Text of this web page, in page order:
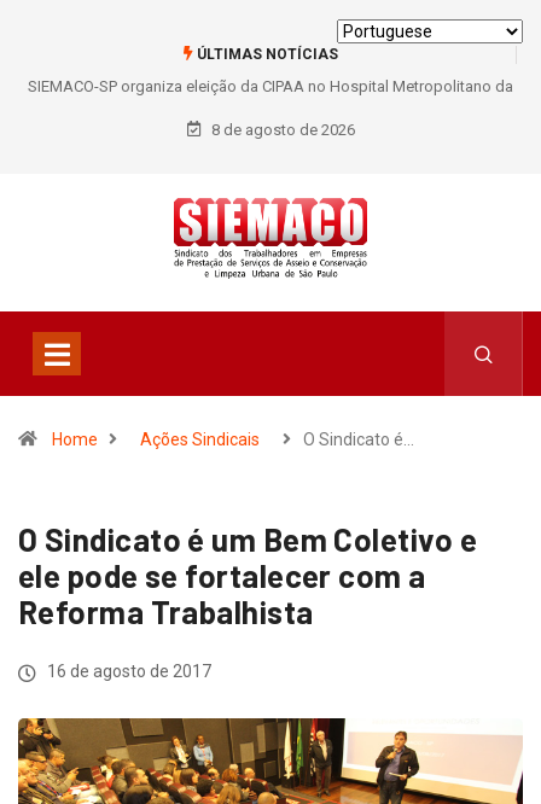
ÚLTIMAS NOTÍCIAS
SIEMACO-SP organiza eleição da CIPAA no Hospital Metropolitano da
Lapa e fortalece participação dos trabalhadores
8 de agosto de 2026
Home Ações Sindicais O Sindicato é…
O Sindicato é um Bem Coletivo e
ele pode se fortalecer com a
Reforma Trabalhista
16 de agosto de 2017